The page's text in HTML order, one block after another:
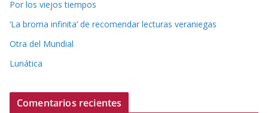
Por los viejos tiempos
‘La broma infinita’ de recomendar lecturas veraniegas
Otra del Mundial
Lunática
Comentarios recientes